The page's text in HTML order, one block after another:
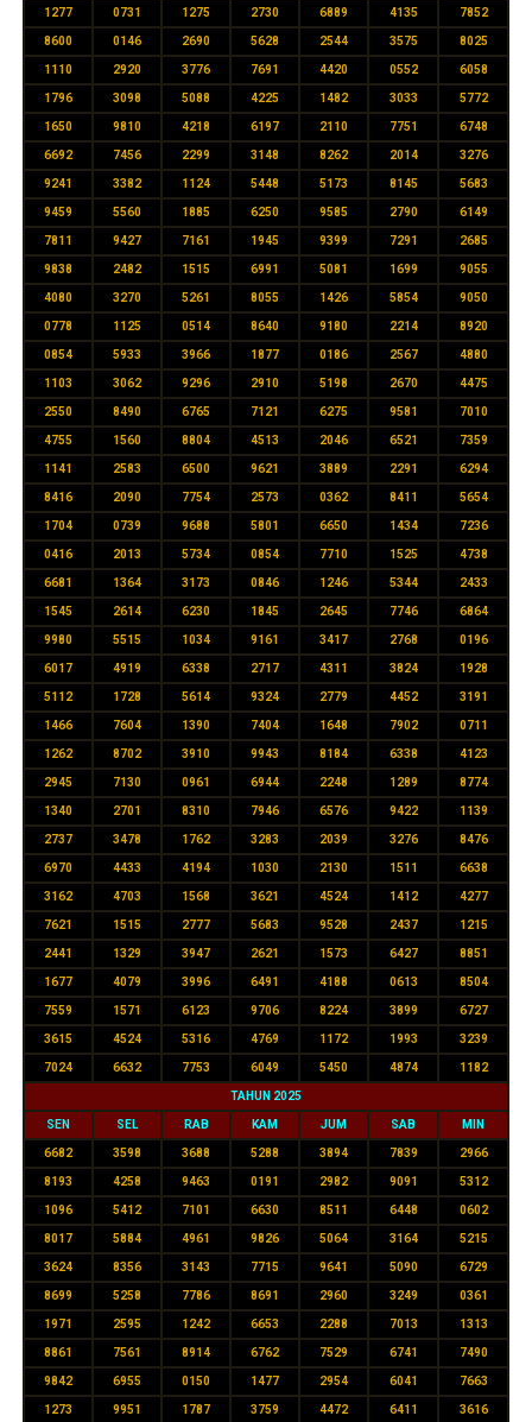
1277 0731 1275 2730 6889 4135 7852
8600 0146 2690 5628 2544 3575 8025
1110 2920 3776 7691 4420 0552 6058
1796 3098 5088 4225 1482 3033 5772
1650 9810 4218 6197 2110 7751 6748
6692 7456 2299 3148 8262 2014 3276
9241 3382 1124 5448 5173 8145 5683
9459 5560 1885 6250 9585 2790 6149
7811 9427 7161 1945 9399 7291 2685
9838 2482 1515 6991 5081 1699 9055
4080 3270 5261 8055 1426 5854 9050
0778 1125 0514 8640 9180 2214 8920
0854 5933 3966 1877 0186 2567 4880
1103 3062 9296 2910 5198 2670 4475
2550 8490 6765 7121 6275 9581 7010
4755 1560 8804 4513 2046 6521 7359
1141 2583 6500 9621 3889 2291 6294
8416 2090 7754 2573 0362 8411 5654
1704 0739 9688 5801 6650 1434 7236
0416 2013 5734 0854 7710 1525 4738
6681 1364 3173 0846 1246 5344 2433
1545 2614 6230 1845 2645 7746 6864
9980 5515 1034 9161 3417 2768 0196
6017 4919 6338 2717 4311 3824 1928
5112 1728 5614 9324 2779 4452 3191
1466 7604 1390 7404 1648 7902 0711
1262 8702 3910 9943 8184 6338 4123
2945 7130 0961 6944 2248 1289 8774
1340 2701 8310 7946 6576 9422 1139
2737 3478 1762 3283 2039 3276 8476
6970 4433 4194 1030 2130 1511 6638
3162 4703 1568 3621 4524 1412 4277
7621 1515 2777 5683 9528 2437 1215
2441 1329 3947 2621 1573 6427 8851
1677 4079 3996 6491 4188 0613 8504
7559 1571 6123 9706 8224 3899 6727
3615 4524 5316 4769 1172 1993 3239
7024 6632 7753 6049 5450 4874 1182
TAHUN 2025
SEN SEL RAB KAM JUM SAB MIN
6682 3598 3688 5288 3894 7839 2966
8193 4258 9463 0191 2982 9091 5312
1096 5412 7101 6630 8511 6448 0602
8017 5884 4961 9826 5064 3164 5215
3624 8356 3143 7715 9641 5090 6729
8699 5258 7786 8691 2960 3249 0361
1971 2595 1242 6653 2288 7013 1313
8861 7561 8914 6762 7529 6741 7490
9842 6955 0150 1477 2954 6041 7663
1273 9951 1787 3759 4472 6411 3616